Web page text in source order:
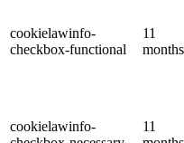
cookielawinfo-
checkbox-functional
11
months
cookielawinfo-
11